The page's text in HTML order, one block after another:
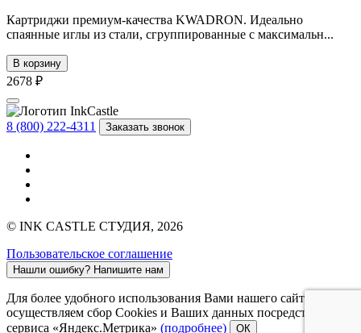
Картриджи премиум-качества KWADRON. Идеально
спаянные иглы из стали, сгруппированные с максимальн...
В корзину
2678 ₽
8 (800) 222-4311 Заказать звонок
© INK CASTLE СТУДИЯ, 2026
Пользовательское соглашение
Нашли ошибку? Напишите нам
Для более удобного использования Вами нашего сайта мы
осуществляем сбор Cookies и Ваших данных посредством
сервиса «Яндекс.Метрика» (подробнее) ОК